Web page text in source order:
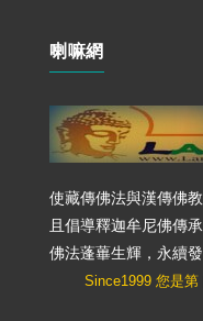
喇嘛網
使藏傳佛法與漢傳佛
且倡導釋迦牟尼佛傳
佛法蓬蓽生輝，永續發
Since1999 您是第